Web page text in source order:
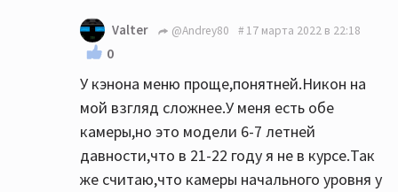
Valter @Andrey80 17 марта 2022 в 22:18
0
У кэнона меню проще,понятней.Никон на
мой взгляд сложнее.У меня есть обе
камеры,но это модели 6-7 летней
давности,что в 21-22 году я не в курсе.Так
же считаю,что камеры начального уровня у